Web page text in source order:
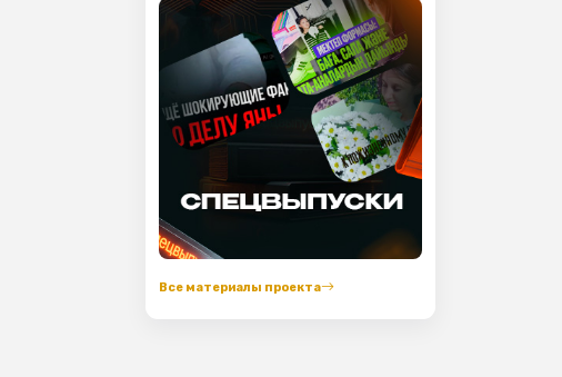
Все материалы проекта